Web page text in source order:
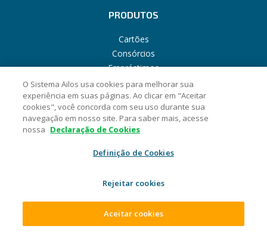
PRODUTOS
Cartões
Consórcios
Empréstimos
Investimentos
Previdência
Seguros
Para empresas
SISTEMA AILOS
Sobre o Sistema Ailos
O Sistema Ailos usa cookies para melhorar sua
experiência em suas páginas. Ao clicar em "Aceitar
cookies", você concorda com seu uso durante sua
navegação em nosso site. Para saber mais, acesse
nossa Declaração de Cookies
Definição de Cookies
Rejeitar cookies
Aceitar cookies